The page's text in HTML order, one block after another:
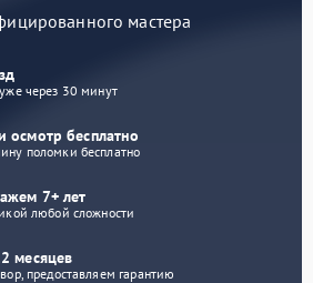
мастера
через 30 минут
осмотр бесплатно
поломки бесплатно
7+ лет
любой сложности
месяцев
предоставляем гарантию